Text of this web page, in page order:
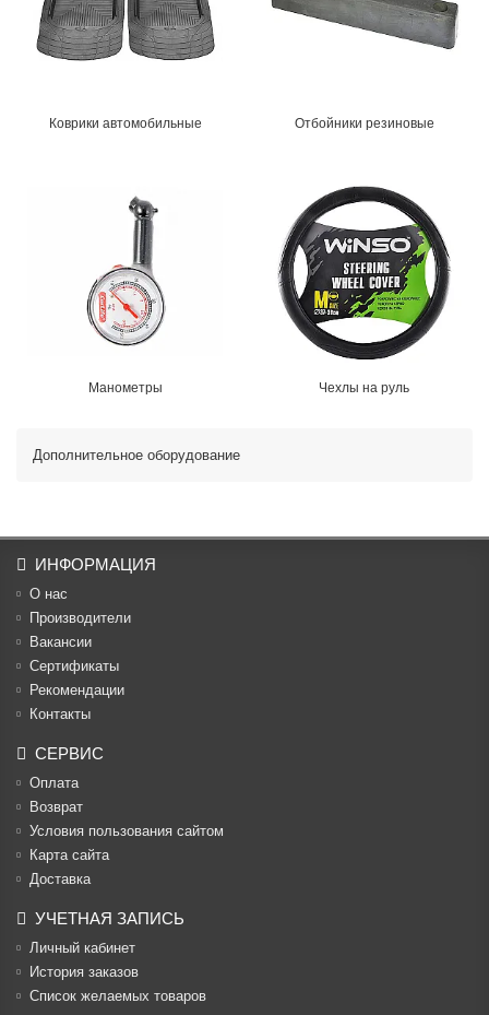
Коврики автомобильные Отбойники резиновые
Манометры Чехлы на руль
Дополнительное оборудование
ИНФОРМАЦИЯ
О нас
Производители
Вакансии
Cертификаты
Рекомендации
Контакты
СЕРВИС
Оплата
Возврат
Условия пользования сайтом
Карта сайта
Доставка
УЧЕТНАЯ ЗАПИСЬ
Личный кабинет
История заказов
Список желаемых товаров